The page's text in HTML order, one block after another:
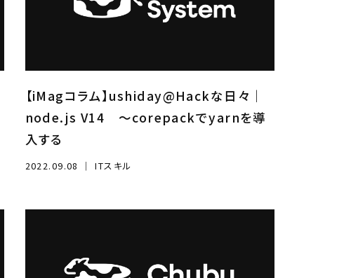
【iMagコラム】ushiday@Hackな日々｜
node.js V14 ～corepackでyarnを導
入する
2022.09.08 ｜ITスキル